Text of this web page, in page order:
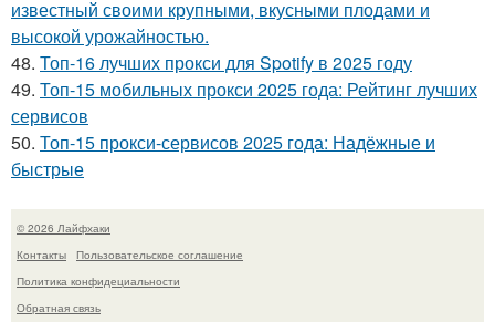
известный своими крупными, вкусными плодами и
высокой урожайностью.
48. Топ-16 лучших прокси для Spotify в 2025 году
49. Топ-15 мобильных прокси 2025 года: Рейтинг лучших
сервисов
50. Топ-15 прокси-сервисов 2025 года: Надёжные и
быстрые
© 2026 Лайфхаки
Контакты
Пользовательское соглашение
Политика конфидециальности
Обратная связь